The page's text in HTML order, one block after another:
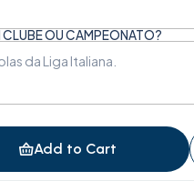
CLUBE OU CAMPEONATO?
Add to Cart